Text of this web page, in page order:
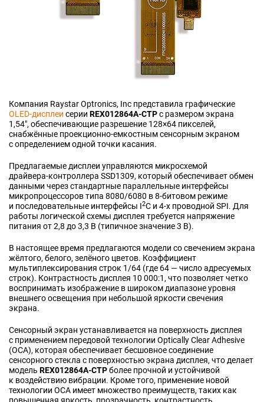
Компания Raystar Optronics, Inc представила графические
OLED-дисплеи серии REX012864A-CTPс размером экрана
1,54″, обеспечивающие разрешение 128×64 пикселей,
снабжённые проекционно-емкостнымсенсорным экраном
с определением одной точки касания.
Предлагаемые дисплеи управляются микросхемой
драйвера-контроллера SSD1309, который обеспечивает обмен
данными через стандартные параллельные интерфейсы
микропроцессоров типа 8080/6080 в8-битовом режиме
и последовательные интерфейсы I2С и 4-x проводной SPI. Для
работы логической схемы дисплея требуется напряжение
питания от 2,8 до 3,3 В (типичное значение 3 В).
В настоящее время предлагаются модели со свечением экрана
жёлтого, белого, зелёного цветов. Коэффициент
мультиплексирования строк 1/64 (где 64 — число адресуемых
строк). Контрастность дисплея 10 000:1, что позволяет четко
воспринимать изображение в широком диапазоне уровня
внешнего освещения при небольшой яркости свечения
экрана.
Сенсорный экран устанавливается на поверхность дисплея
с применением передовой технологии Optically Clear Adhesive
(OCA), которая обеспечивает бесшовное соединение
сенсорного стекла с поверхностью экрана дисплея, что делает
модель REX012864A-CTPболее прочной и устойчивой
к воздействию вибрации. Кроме того, применение новой
технологии OCA имеет множество преимуществ, таких как